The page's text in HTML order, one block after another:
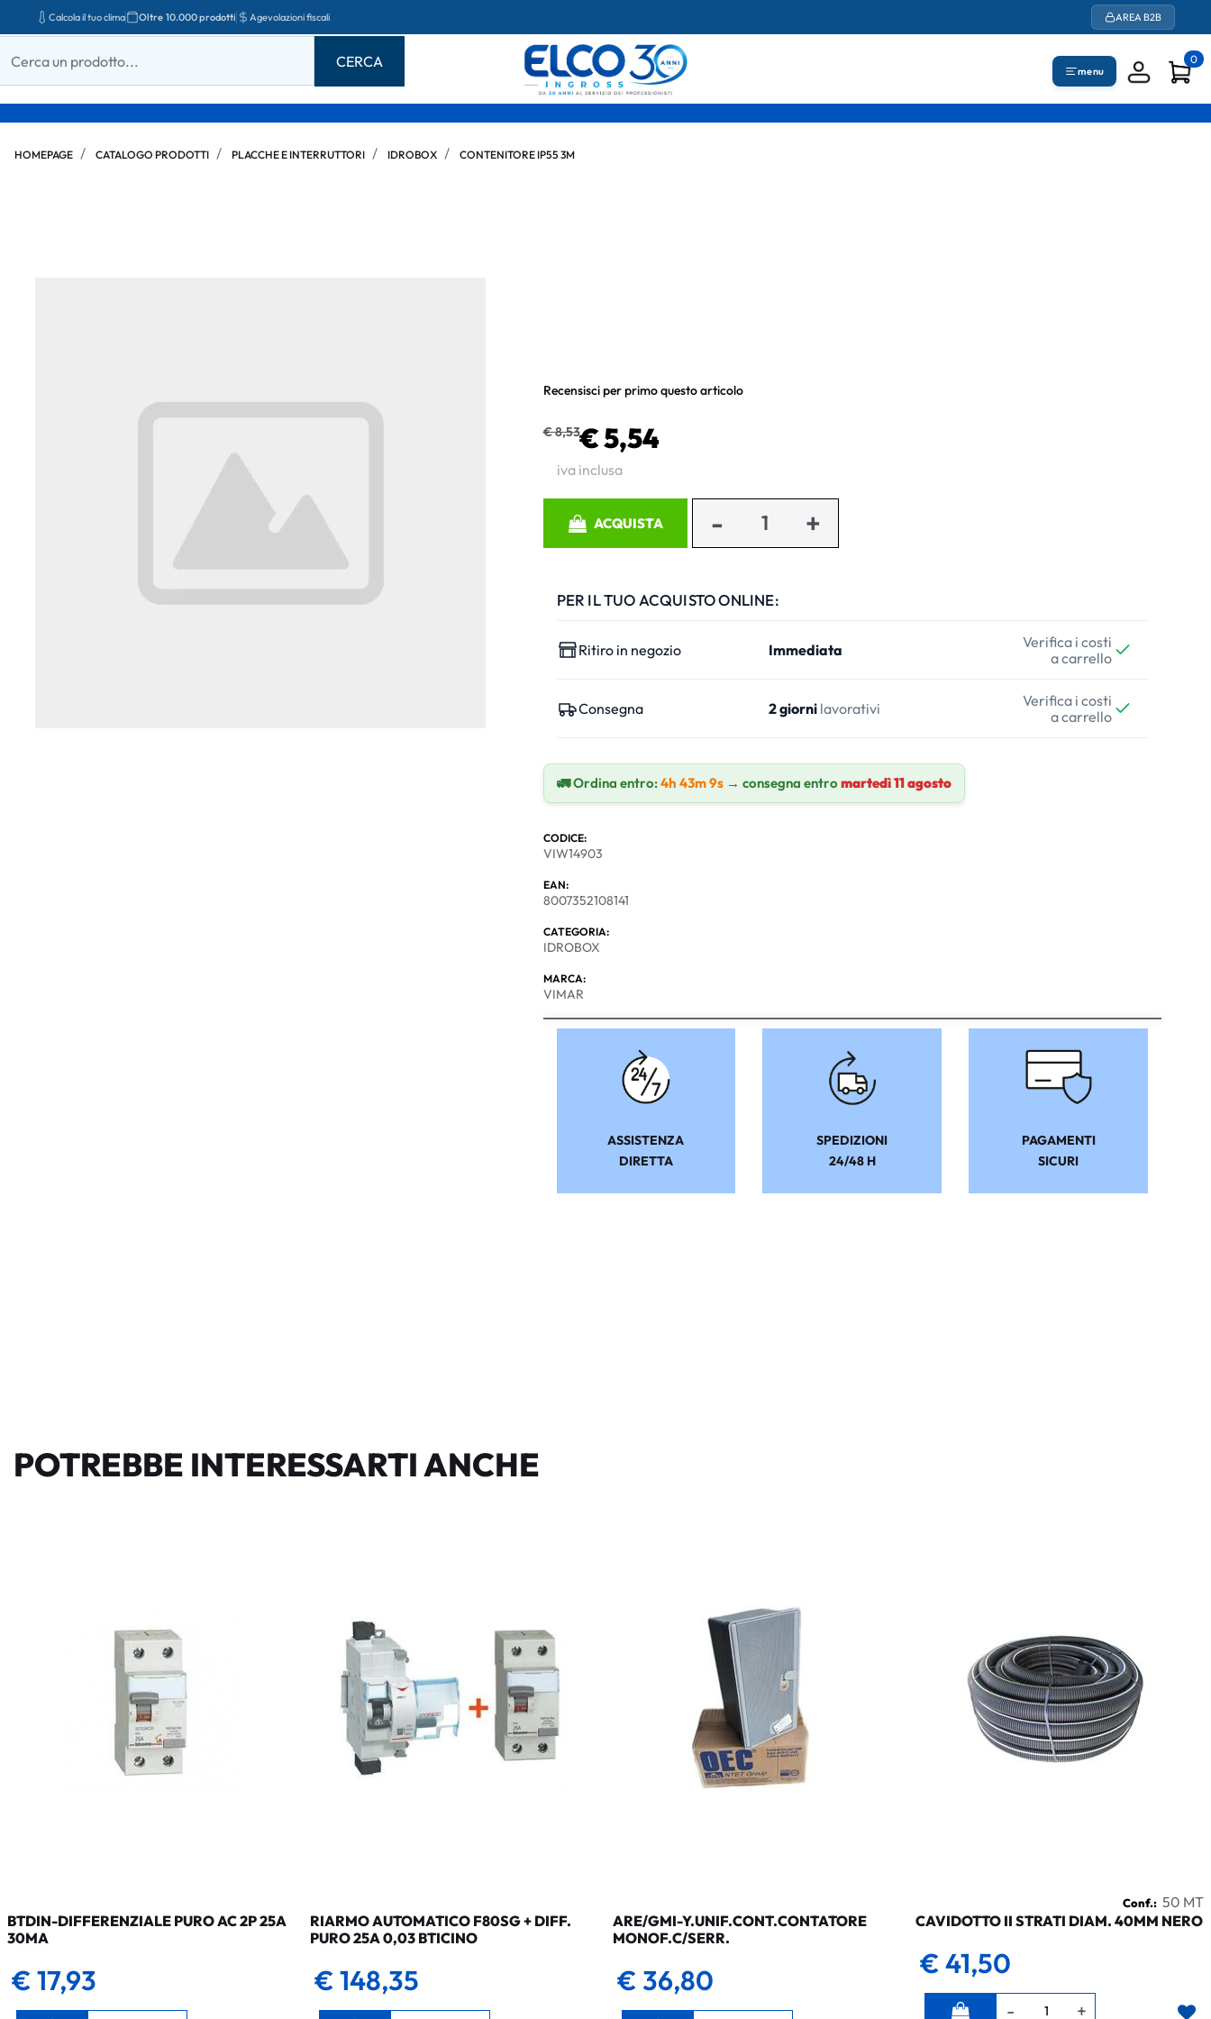
Calcola il tuo clima Oltre 10.000 prodotti Agevolazioni fiscali AREA B2B
menu
0
HOMEPAGE CATALOGO PRODOTTI PLACCHE E INTERRUTTORI IDROBOX CONTENITORE IP55 3M
Recensisci per primo questo articolo
€ 8,53€ 5,54
iva inclusa
ACQUISTA
PER IL TUO ACQUISTO ONLINE:
Ritiro in negozio Immediata
Verifica i costi
a carrello
Consegna 2 giornilavorativi
Verifica i costi
a carrello
🚛 Ordina entro:4h 43m 8s→ consegna entromartedì 11 agosto
CODICE:
VIW14903
EAN:
8007352108141
CATEGORIA:
IDROBOX
MARCA:
VIMAR
ASSISTENZA
DIRETTA
SPEDIZIONI
24/48 H
PAGAMENTI
SICURI
POTREBBE INTERESSARTI ANCHE
BTDIN-DIFFERENZIALE PURO AC 2P 25A
30MA
€ 17,93
RIARMO AUTOMATICO F80SG + DIFF.
PURO 25A 0,03 BTICINO
€ 148,35
ARE/GMI-Y.UNIF.CONT.CONTATORE
MONOF.C/SERR.
€ 36,80
Conf.: 50 MT
CAVIDOTTO II STRATI DIAM. 40MM NERO
€ 41,50
Quantità